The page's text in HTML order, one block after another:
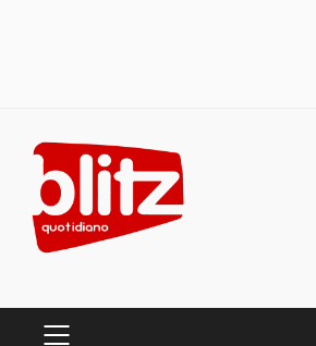
content